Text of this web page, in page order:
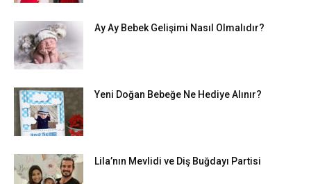
Ay Ay Bebek Gelişimi Nasıl Olmalıdır?
Yeni Doğan Bebeğe Ne Hediye Alınır?
Lila’nın Mevlidi ve Diş Buğdayı Partisi